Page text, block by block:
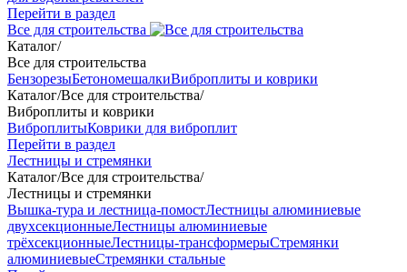
Перейти в раздел
Все для строительства
Каталог/
Все для строительства
БензорезыБетономешалкиВиброплиты и коврики
Каталог/Все для строительства/
Виброплиты и коврики
ВиброплитыКоврики для виброплит
Перейти в раздел
Лестницы и стремянки
Каталог/Все для строительства/
Лестницы и стремянки
Вышка-тура и лестница-помостЛестницы алюминиевые
двухсекционныеЛестницы алюминиевые
трёхсекционныеЛестницы-трансформерыСтремянки
алюминиевыеСтремянки стальные